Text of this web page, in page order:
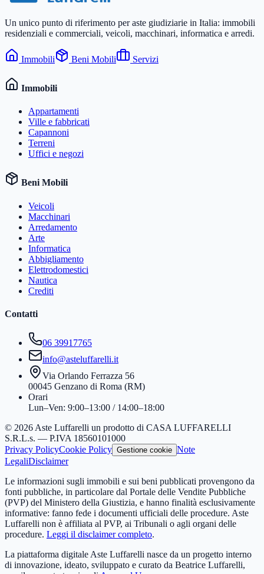
Un unico punto di riferimento per aste giudiziarie in Italia: immobili
residenziali e commerciali, veicoli, macchinari, informatica e arredi.
Immobili Beni Mobili Servizi
Immobili
Appartamenti
Ville e fabbricati
Capannoni
Terreni
Uffici e negozi
Beni Mobili
Veicoli
Macchinari
Arredamento
Arte
Informatica
Abbigliamento
Elettrodomestici
Nautica
Crediti
Contatti
06 39917765
info@asteluffarelli.it
Via Orlando Ferrazza 56
00045 Genzano di Roma (RM)
Orari
Lun–Ven: 9:00–13:00 / 14:00–18:00
© 2026 Aste Luffarelli un prodotto di CASA LUFFARELLI
S.R.L.s. — P.IVA 18560101000
Privacy PolicyCookie Policy Gestione cookie Note
LegaliDisclaimer
Le informazioni sugli immobili e sui beni pubblicati provengono da
fonti pubbliche, in particolare dal Portale delle Vendite Pubbliche
(PVP) del Ministero della Giustizia, e hanno finalità esclusivamente
informative: fanno fede i documenti ufficiali delle procedure. Aste
Luffarelli non è affiliata al PVP, ai Tribunali o agli organi delle
procedure. Leggi il disclaimer completo.
La piattaforma digitale Aste Luffarelli nasce da un progetto interno
di innovazione, ideato, sviluppato e curato da Beatrice Luffarelli,